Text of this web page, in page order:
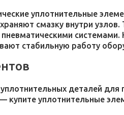
уплотнительные
смазку внутри
стабильную работу
деталей для
купите уплотнительные